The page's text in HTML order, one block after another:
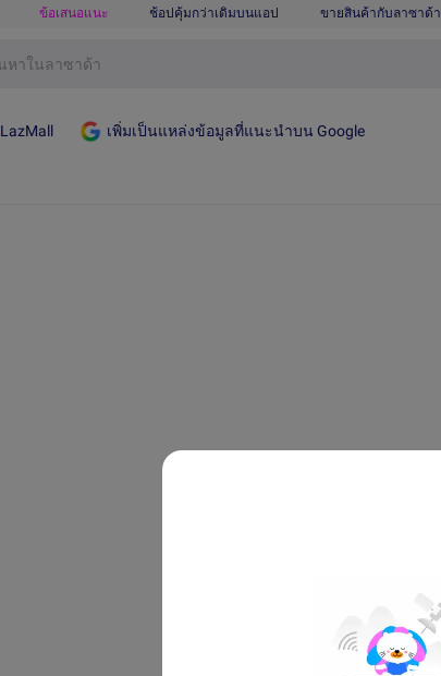
ข้อเสนอแนะ ช้อปคุ้มกว่าเดิมบนแอป ขายสินค้ากับลาซาด้า
LazMall เพิ่มเป็นแหล่งข้อมูลที่แนะนำบน Google